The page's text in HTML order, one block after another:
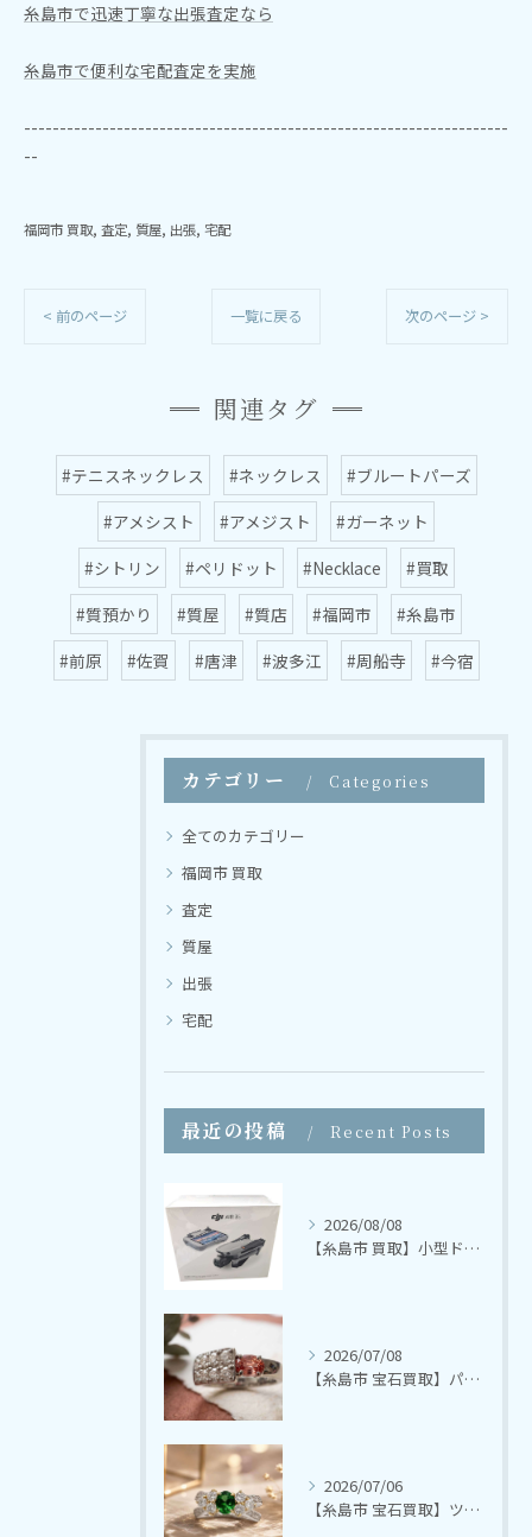
糸島市で迅速丁寧な出張査定なら
糸島市で便利な宅配査定を実施
--------------------------------------------------------------------
--
福岡市 買取 査定 質屋 出張 宅配
< 前のページ 一覧に戻る 次のページ >
関連タグ
#テニスネックレス #ネックレス
#ブルートパーズ
#アメシスト
#アメジスト
#ガーネット
#シトリン
#ペリドット #Necklace
#買取
#質預かり
#質屋 #質店 #福岡市
#糸島市
#前原
#佐賀 #唐津 #波多江 #周船寺 #今宿
カテゴリー Categories
全てのカテゴリー
福岡市 買取
査定
質屋
出張
宅配
最近の投稿 Recent Posts
2026/08/08
【糸島市 買取】小型ドローン DJI AIR 3S Fly More コンボ（DJI RC 2）【さかえ質店】
2026/07/08
【糸島市 宝石買取】パパラチャサファイア ダイヤモンドリング【さかえ質店】
2026/07/06
【糸島市 宝石買取】ツァボライト ダイヤモンドリング【さかえ質店】